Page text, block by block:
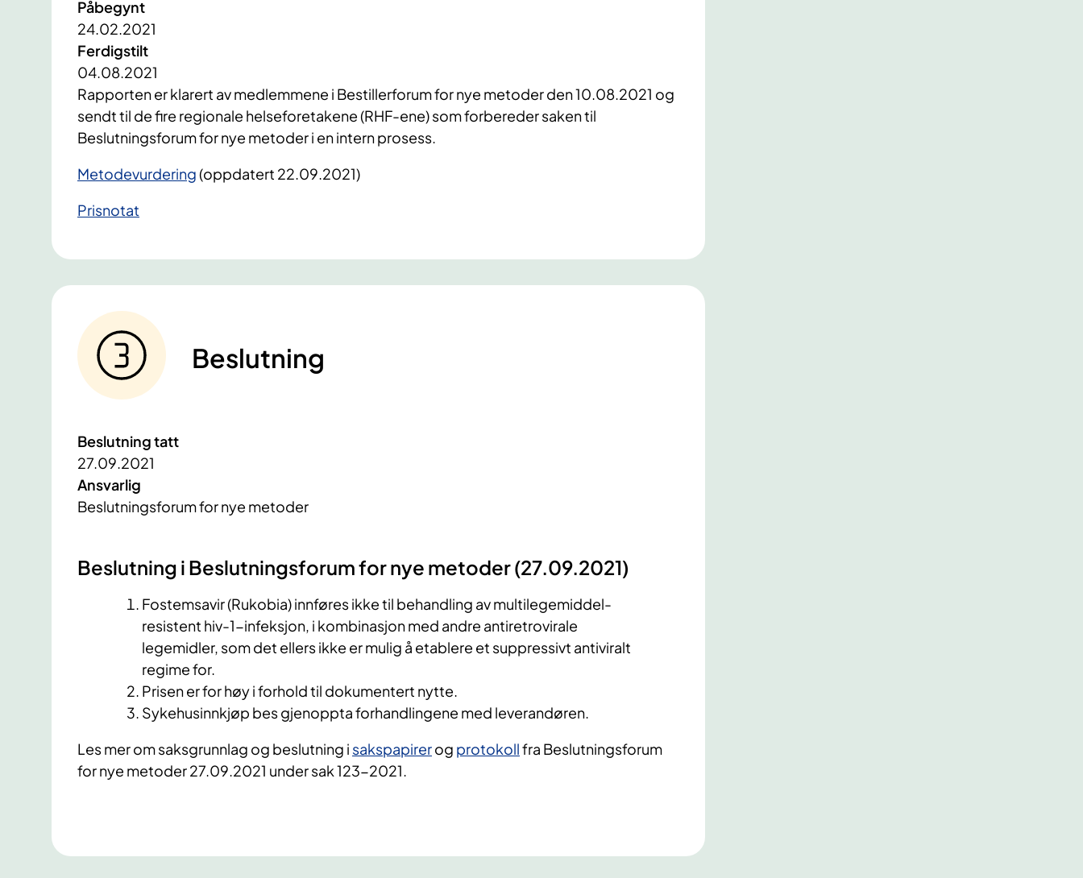
Påbegynt
24.02.2021
Ferdigstilt
04.08.2021
Rapporten er klarert av medlemmene i Bestillerforum for nye metoder den 10.08.2021 og
sendt til de fire regionale helseforetakene (RHF-ene) som forbereder saken til
Beslutningsforum for nye metoder i en intern prosess.​
Metodevurdering​ (oppdatert 22.09.2021)
Prisnotat​​​
Beslutning
Beslutning tatt
27.09.2021
Ansvarlig
Beslutningsforum for nye metoder
Beslutning i Beslutningsforum for nye metoder (27.09​.2021)​
Fostemsavir (Rukobia) innføres ikke til behandling av multilegemiddel-
resistent hiv-1-infeksjon, i kombinasjon med andre antiretrovirale
legemidler, som det ellers ikke er mulig å etablere et suppressivt antiviralt
regime for.
Prisen er for høy i forhold til dokumentert nytte.
Sykehusinnkjøp bes gjenoppta forhandlingene med leverandøren.
​Les mer om saksgrunnlag og beslutning i sakspapirer​og protokoll​fra Beslutningsforum
for nye metoder 27.09.2021 under sak 123-2021.​